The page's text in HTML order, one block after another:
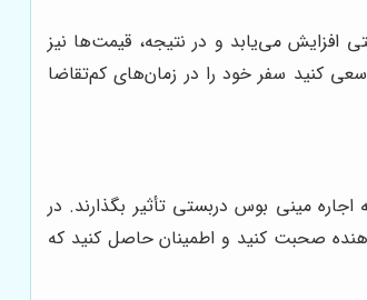
افزایش می‌یابد و در نتیجه، قیمت‌ها نیز
سعی کنید سفر خود را در زمان‌های کم‌تقاضا
مینی بوس دربستی تأثیر بگذارند. در
صحبت کنید و اطمینان حاصل کنید که